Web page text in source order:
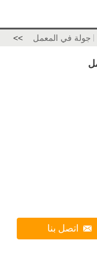
جولة في المعمل >>
اتصل بنا